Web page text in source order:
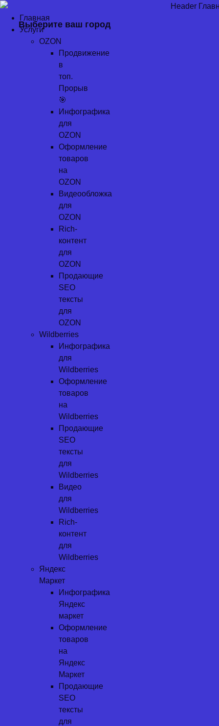
Перейти
содержимому
Главная
Услуги
OZON
Продвижение
в
топ.
Прорыв
🎯
Инфографика
для
OZON
Оформление
товаров
на
OZON
Видеообложка
для
OZON
Rich-
контент
для
OZON
Продающие
SEO
тексты
для
OZON
Wildberries
Инфографика
для
Wildberries
Оформление
товаров
на
Wildberries
Продающие
SEO
тексты
для
Wildberries
Видео
для
Wildberries
Rich-
контент
для
Wildberries
Яндекс
Маркет
Инфографика
Яндекс
маркет
Оформление
товаров
на
Яндекс
Маркет
Продающие
SEO
тексты
для
Выберите ваш город